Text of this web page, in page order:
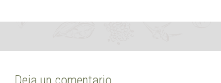
Deja un comentario